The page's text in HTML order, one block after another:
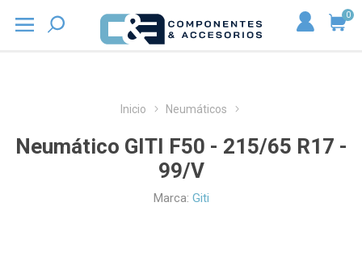
0
Inicio Neumáticos
Neumático GITI F50 - 215/65 R17 -
99/V
Marca: Giti